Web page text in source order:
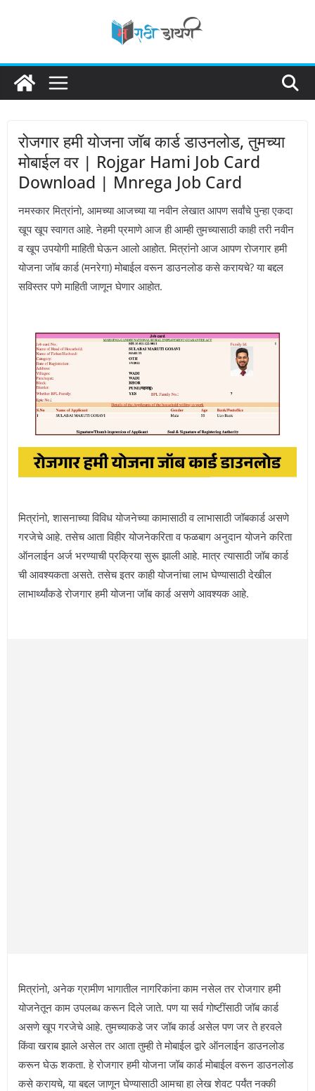
रोजगार हमी योजना जॉब कार्ड डाउनलोड, तुमच्या
मोबाईल वर | Rojgar Hami Job Card
Download | Mnrega Job Card
नमस्कार मित्रांनो, आमच्या आजच्या या नवीन लेखात आपण सर्वांचे पुन्हा एकदा
खूप खूप स्वागत आहे. नेहमी प्रमाणे आज ही आम्ही तुमच्यासाठी काही तरी नवीन
व खूप उपयोगी माहिती घेऊन आलो आहोत. मित्रांनो आज आपण रोजगार हमी
योजना जॉब कार्ड (मनरेगा) मोबाईल वरून डाउनलोड कसे करायचे? या बद्दल
सविस्तर पणे माहिती जाणून घेणार आहोत.
मित्रांनो, शासनाच्या विविध योजनेच्या कामासाठी व लाभासाठी जॉबकार्ड असणे
गरजेचे आहे. तसेच आता विहीर योजनेकरिता व फळबाग अनुदान योजने करिता
ऑनलाईन अर्ज भरण्याची प्रक्रिया सुरू झाली आहे. मात्र त्यासाठी जॉब कार्ड
ची आवश्यकता असते. तसेच इतर काही योजनांचा लाभ घेण्यासाठी देखील
लाभार्थ्यांकडे रोजगार हमी योजना जॉब कार्ड असणे आवश्यक आहे.
मित्रांनो, अनेक ग्रामीण भागातील नागरिकांना काम नसेल तर रोजगार हमी
योजनेतून काम उपलब्ध करून दिले जाते. पण या सर्व गोष्टींसाठी जॉब कार्ड
असणे खूप गरजेचे आहे. तुमच्याकडे जर जॉब कार्ड असेल पण जर ते हरवले
किंवा खराब झाले असेल तर आता तुम्ही ते मोबाईल द्वारे ऑनलाईन डाउनलोड
करून घेऊ शकता. हे रोजगार हमी योजना जॉब कार्ड मोबाईल वरून डाउनलोड
कसे करायचे, या बद्दल जाणून घेण्यासाठी आमचा हा लेख शेवट पर्यंत नक्की